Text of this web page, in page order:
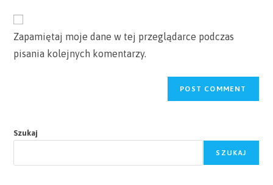
URL
(optional)
Zapamiętaj moje dane w tej przeglądarce podczas
pisania kolejnych komentarzy.
Szukaj
SZUKAJ